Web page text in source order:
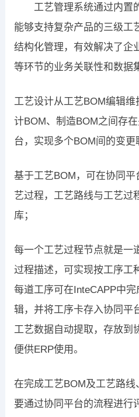
工艺管理系统通过内置的
能够支持复杂产品的三级工
结构化管理，有效解决了企
等环节的业务关联性和数据
工艺设计从工艺BOM编辑
计BOM、制造BOM之间存
台，实现多个BOM间的变更
基于工艺BOM，可在协同
艺过程，工艺路线与工艺过
库；
每一个工艺过程节点就是一
过程描述，可实现按工序工
每道工序可在InteCAPP中
辑，并将工序卡存入协同平
工艺数据自动提取，存放到
便供ERP使用。
在完成工艺BOM及工艺路
要通过协同平台的流程进行